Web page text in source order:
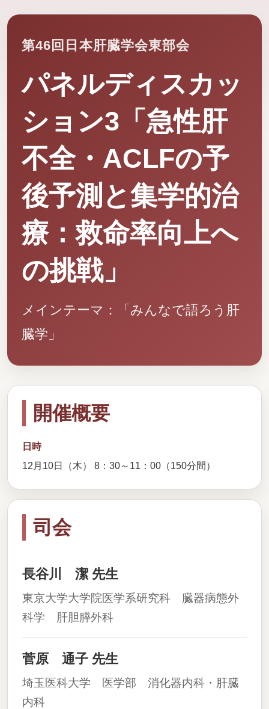
第46回日本肝臓学会東部会
パネルディスカッ
ション3「急性肝
不全・ACLFの予
後予測と集学的治
療：救命率向上へ
の挑戦」
メインテーマ：「みんなで語ろう肝
臓学」
開催概要
日時
12月10日（木） 8：30～11：00（150分間）
司会
長谷川 潔 先生
東京大学大学院医学系研究科 臓器病態外
科学 肝胆膵外科
菅原 通子 先生
埼玉医科大学 医学部 消化器内科・肝臓
内科